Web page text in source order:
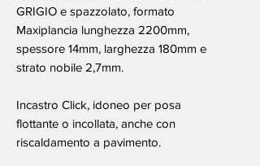
GRIGIO e spazzolato, formato
Maxiplancia lunghezza 2200mm,
spessore 14mm, larghezza 180mm e
strato nobile 2,7mm.
Incastro Click, idoneo per posa
flottante o incollata, anche con
riscaldamento a pavimento.